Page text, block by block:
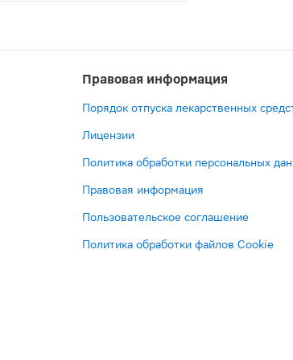
Правовая информация
Порядок отпуска лекарственных
Лицензии
Политика обработки персональных
Правовая информация
Пользовательское соглашение
Политика обработки файлов Cookie